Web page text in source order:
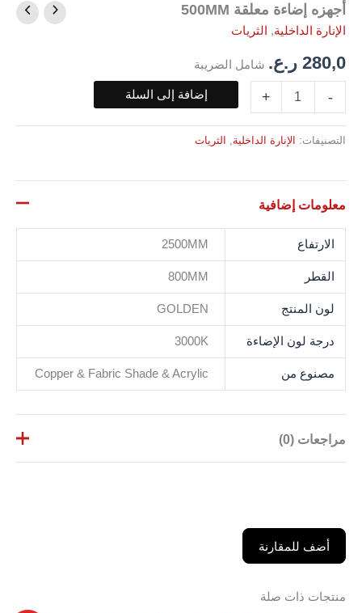
أجهزه إضاءة معلقة 500MM
الإنارة الداخلية, الثريات
280,0 ر.ع. شامل الضريبة
-
كمية
أجهزه
إضاءة
معلقة
500MM
+ إضافة إلى السلة
التصنيفات: الإنارة الداخلية الثريات
معلومات إضافية
الارتفاع 2500MM
القطر 800MM
لون المنتج GOLDEN
درجة لون الإضاءة 3000K
مصنوع من Copper & Fabric Shade & Acrylic
مراجعات (0)
كن أول من يقيم “أجهزه إضاءة معلقة
500MM”
مشار إليها بـ
أضف للمقارنة
منتجات ذات صلة